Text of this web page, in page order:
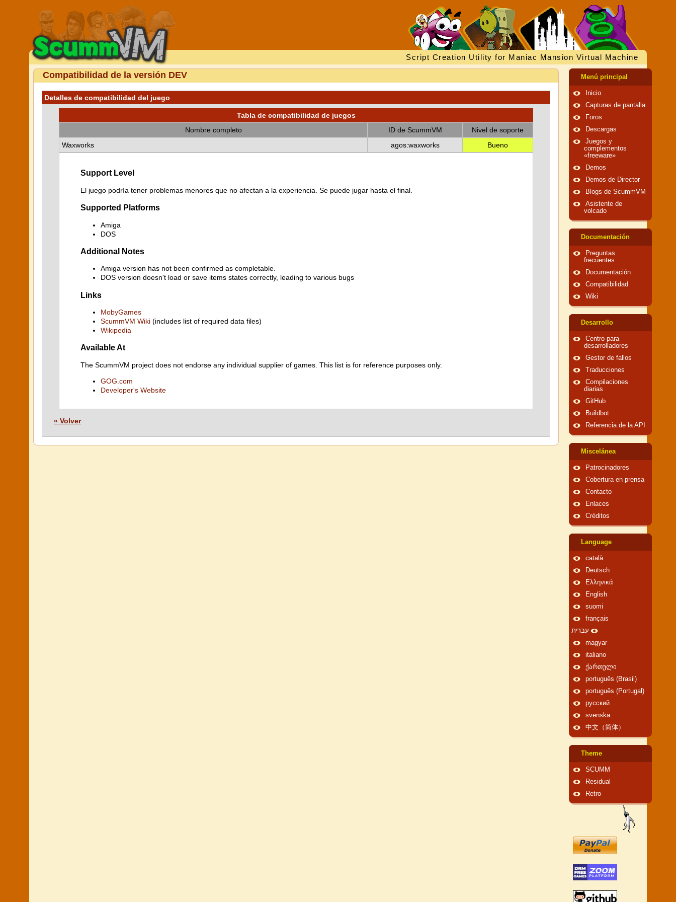
Script Creation Utility for Maniac Mansion Virtual Machine
Compatibilidad de la versión DEV
Detalles de compatibilidad del juego
Tabla de compatibilidad de juegos
Nombre completo
ID de ScummVM
Nivel de soporte
Waxworks
agos:waxworks Bueno
Support Level
El juego podría tener problemas menores que no afectan a la experiencia. Se puede jugar hasta el final.
Supported Platforms
Amiga
DOS
Additional Notes
Amiga version has not been confirmed as completable.
DOS version doesn't load or save items states correctly, leading to various bugs
Links
MobyGames
ScummVM Wiki (includes list of required data files)
Wikipedia
Available At
The ScummVM project does not endorse any individual supplier of games. This list is for reference purposes only.
GOG.com
Developer's Website
« Volver
Menú principal
Inicio
Capturas de pantalla
Foros
Descargas
Juegos y
complementos
«freeware»
Demos
Demos de Director
Blogs de ScummVM
Asistente de
volcado
Documentación
Preguntas
frecuentes
Documentación
Compatibilidad
Wiki
Desarrollo
Centro para
desarrolladores
Gestor de fallos
Traducciones
Compilaciones
diarias
GitHub
Buildbot
Referencia de la API
Miscelánea
Patrocinadores
Cobertura en prensa
Contacto
Enlaces
Créditos
Language
català
Deutsch
Ελληνικά
English
suomi
français
עברית
magyar
italiano
ქართული
português (Brasil)
português (Portugal)
русский
svenska
中文（简体）
Theme
SCUMM
Residual
Retro